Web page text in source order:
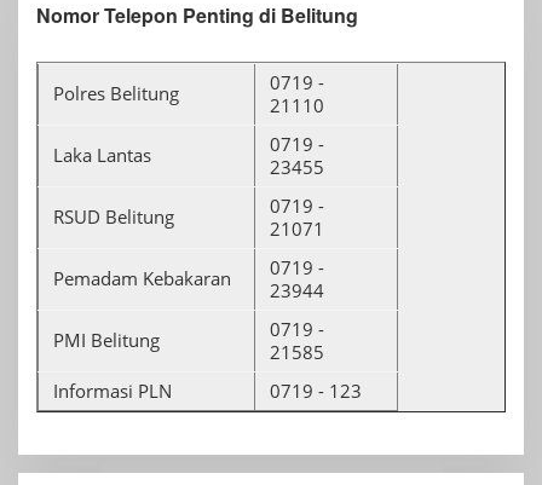
Nomor Telepon Penting di Belitung
Polres Belitung
0719 -
21110
Laka Lantas
0719 -
23455
RSUD Belitung
0719 -
21071
Pemadam Kebakaran
0719 -
23944
PMI Belitung
0719 -
21585
Informasi PLN
0719 - 123